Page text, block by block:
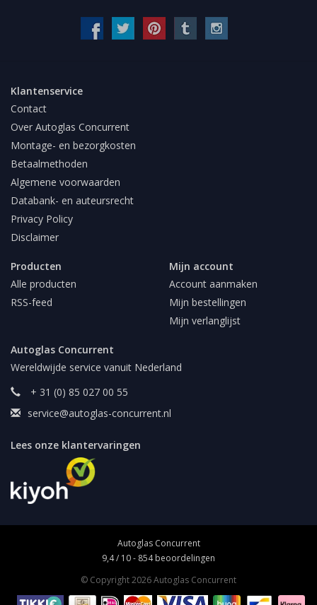
Klantenservice
Contact
Over Autoglas Concurrent
Montage- en bezorgkosten
Betaalmethoden
Algemene voorwaarden
Databank- en auteursrecht
Privacy Policy
Disclaimer
Producten
Alle producten
RSS-feed
Mijn account
Account aanmaken
Mijn bestellingen
Mijn verlanglijst
Autoglas Concurrent
Wereldwijde service vanuit Nederland
+ 31 (0) 85 027 00 55
service@autoglas-concurrent.nl
Lees onze klantervaringen
Autoglas Concurrent
9,4/ 10- 854beoordelingen
© Copyright 2026 Autoglas Concurrent